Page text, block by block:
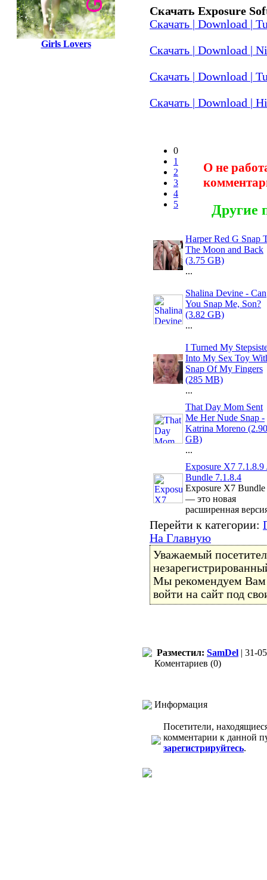
Girls Lovers
Скачать Exposure
Скачать | Download |
Скачать | Download |
Скачать | Download |
Скачать | Download |
0
1
2
3
4
5
О не
Другие
Harper Red G Snap
The Moon and Back
(3.75 GB)
...
Shalina Devine - Can
You Snap Me, Son?
(3.82 GB)
...
I Turned My
Into My Sex Toy
Snap Of My Fingers
(285 MB)
...
That Day Mom Sent
Me Her Nude Snap -
Katrina Moreno (2.90
GB)
...
Exposure X7 7.1.8.9
Bundle 7.1.8.4
Exposure X7 Bundle
— это новая
расширенная
Перейти к категории:
На Главную
Уважаемый
Мы рекомендуем
войти на сайт под
Разместил: SamDel | 31-
Коментариев (0)
Информация
Посетители,
комментарии к данной
зарегистрируйтесь.